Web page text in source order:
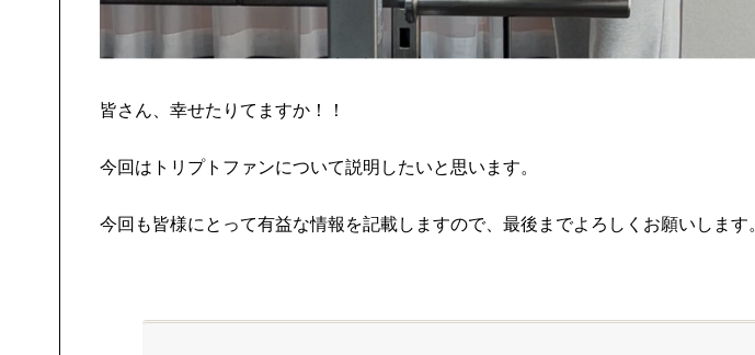
皆さん、幸せたりてますか！！
今回はトリプトファンについて説明したいと思います。
今回も皆様にとって有益な情報を記載しますので、最後までよろしくお願いします。